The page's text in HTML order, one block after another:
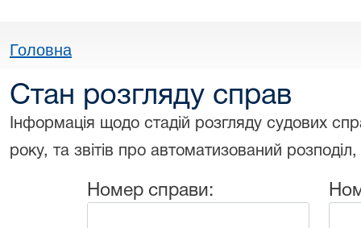
Головна
Стан розгляду справ
Інформація щодо стадій розгляду судових
року, та звітів про автоматизований
Номер справи: